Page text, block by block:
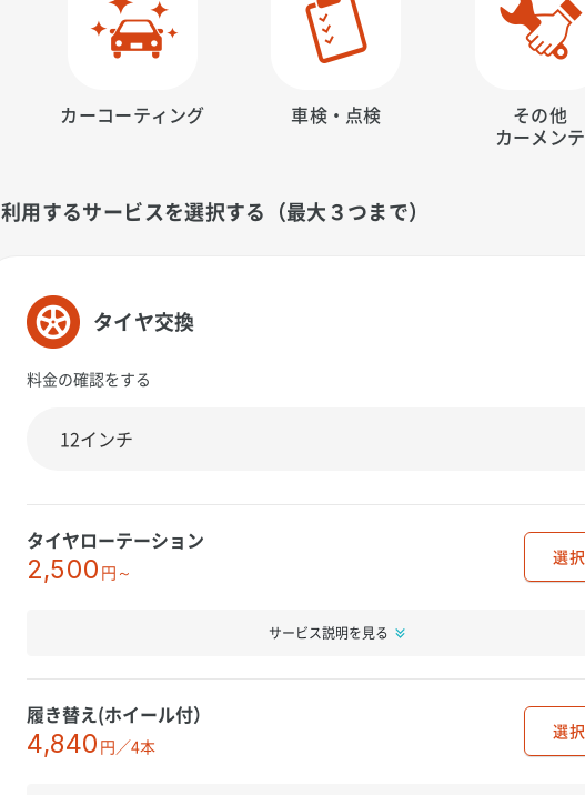
カーコーティング 車検・点検
その他
カーメンテ
利用するサービスを選択する（最大３つまで）
タイヤ交換
料金の確認をする
タイヤローテーション
2,500 円～
選択
サービス説明を見る
履き替え(ホイール付）
4,840 円／4本
選択